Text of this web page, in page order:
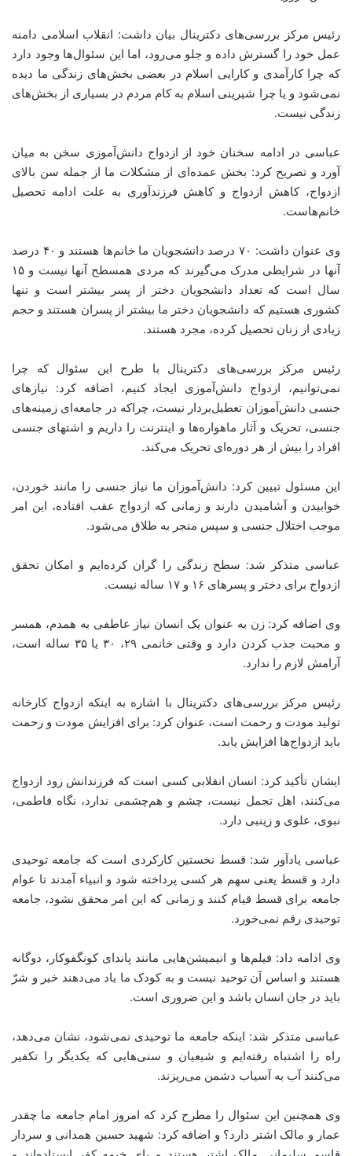
رئیس مرکز بررسی‌های دکترینال بیان داشت: انقلاب اسلامی دامنه
عمل خود را گسترش داده و جلو می‌رود، اما این سئوال‌ها وجود دارد
که چرا کارآمدی و کارایی اسلام در بعضی بخش‌های زندگی ما دیده
نمی‌شود و یا چرا شیرینی اسلام به کام مردم در بسیاری از بخش‌های
زندگی نیست.
عباسی در ادامه سخنان خود از ازدواج دانش‌آموزی سخن به میان
آورد و تصریح کرد: بخش عمده‌ای از مشکلات ما از جمله سن بالای
ازدواج، کاهش ازدواج و کاهش فرزندآوری به علت ادامه تحصیل
خانم‌هاست.
وی عنوان داشت: ۷۰ درصد دانشجویان ما خانم‌ها هستند و ۴۰ درصد
آنها در شرایطی مدرک می‌گیرند که مردی همسطح آنها نیست و ۱۵
سال است که تعداد دانشجویان دختر از پسر بیشتر است و تنها
کشوری هستیم که دانشجویان دختر ما بیشتر از پسران هستند و حجم
زیادی از زنان تحصیل کرده، مجرد هستند.
رئیس مرکز بررسی‌های دکترینال با طرح این سئوال که چرا
نمی‌توانیم، ازدواج دانش‌آموزی ایجاد کنیم، اضافه کرد: نیازهای
جنسی دانش‌آموزان تعطیل‌بردار نیست، چراکه در جامعه‌ای زمینه‌های
جنسی، تحریک و آثار ماهواره‌ها و اینترنت را داریم و اشتهای جنسی
افراد را بیش از هر دوره‌ای تحریک می‌کند.
این مسئول تبیین کرد: دانش‌آموزان ما نیاز جنسی را مانند خوردن،
خوابیدن و آشامیدن دارند و زمانی که ازدواج عقب افتاده، این امر
موجب اختلال جنسی و سپس منجر به طلاق می‌شود.
عباسی متذکر شد: سطح زندگی را گران کرده‌ایم و امکان تحقق
ازدواج برای دختر و پسرهای ۱۶ و ۱۷ ساله نیست.
وی اضافه کرد: زن به عنوان یک انسان نیاز عاطفی به همدم، همسر
و محبت جذب کردن دارد و وقتی خانمی ۲۹، ۳۰ یا ۳۵ ساله است،
آرامش لازم را ندارد.
رئیس مرکز بررسی‌های دکترینال با اشاره به اینکه ازدواج کارخانه
تولید مودت و رحمت است، عنوان کرد: برای افزایش مودت و رحمت
باید ازدواج‌ها افزایش یابد.
ایشان تأکید کرد: انسان انقلابی کسی است که فرزندانش زود ازدواج
می‌کنند، اهل تجمل نیست، چشم و هم‌چشمی ندارد، نگاه فاطمی،
نبوی، علوی و زینبی دارد.
عباسی یادآور شد: قسط نخستین کارکردی است که جامعه توحیدی
دارد و قسط یعنی سهم هر کسی پرداخته شود و انبیاء آمدند تا عوام
جامعه برای قسط قیام کنند و زمانی که این امر محقق نشود، جامعه
توحیدی رقم نمی‌خورد.
وی ادامه داد: فیلم‌ها و انیمیشن‌هایی مانند پاندای کونگفوکار، دوگانه
هستند و اساس آن توحید نیست و به کودک ما یاد می‌دهند خیر و شرّ
باید در جان انسان باشد و این ضروری است.
عباسی متذکر شد: اینکه جامعه ما توحیدی نمی‌شود، نشان می‌دهد،
راه را اشتباه رفته‌ایم و شیعیان و سنی‌هایی که یکدیگر را تکفیر
می‌کنند آب به آسیاب دشمن می‌ریزند.
وی همچنین این سئوال را مطرح کرد که امروز امام جامعه ما چقدر
عمار و مالک اشتر دارد؟ و اضافه کرد: شهید حسین همدانی و سردار